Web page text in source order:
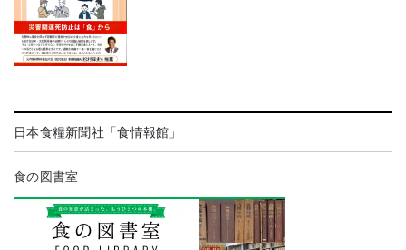
日本食糧新聞社「食情報館」
食の図書室